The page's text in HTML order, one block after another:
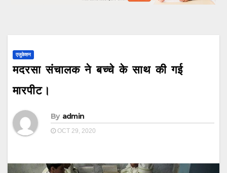
एजुकेशन
मदरसा संचालक ने बच्चे के साथ की गई
मारपीट।
By admin
OCT 29, 2020